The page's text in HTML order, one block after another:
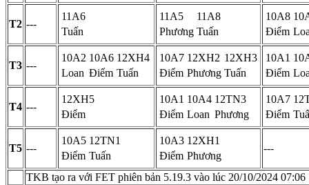
T2 ---
11A6
Tuấn
11A5
11A8
Phương Tuấn
10A8
Điểm
T3 ---
10A2 10A6 12XH4
Loan Điểm Tuấn
10A7 12XH2 12XH3
Điểm Phương Tuấn
10A1
Điểm
T4 ---
12XH5
Điểm
10A1 10A4 12TN3
Điểm Loan Phương
10A7
Điểm
T5 ---
10A5 12TN1
Điểm Tuấn
10A3 12XH1
Điểm Phương
---
TKB tạo ra với FET phiên bản 5.19.3 vào lúc 20/10/2024 07:06